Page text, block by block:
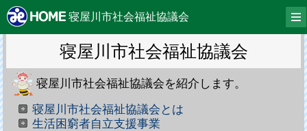
寝屋川市社会福祉協議会
寝屋川市社会福祉協議会
寝屋川市社会福祉協議会を紹介します。
寝屋川市社会福祉協議会とは
生活困窮者自立支援事業